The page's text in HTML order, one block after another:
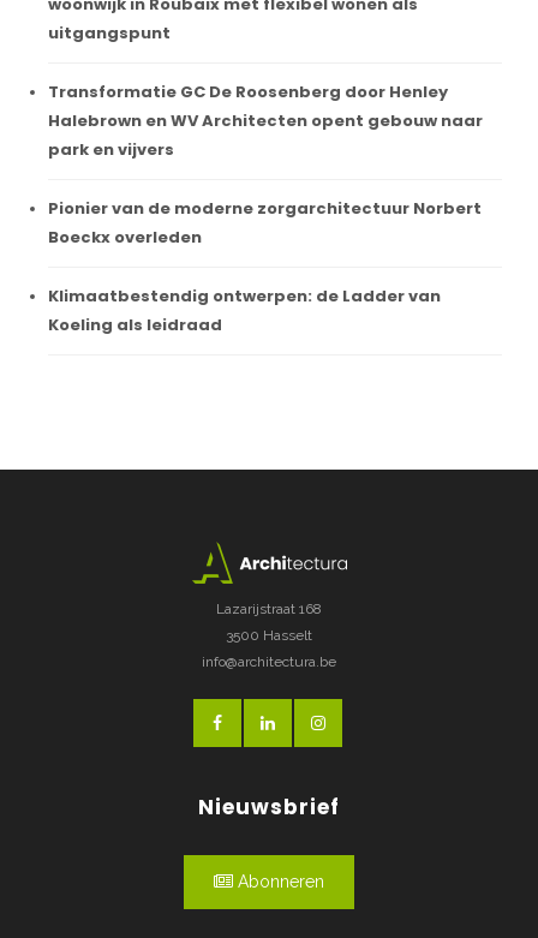
woonwijk in Roubaix met flexibel wonen als
uitgangspunt
Transformatie GC De Roosenberg door Henley
Halebrown en WV Architecten opent gebouw naar
park en vijvers
Pionier van de moderne zorgarchitectuur Norbert
Boeckx overleden
Klimaatbestendig ontwerpen: de Ladder van
Koeling als leidraad
Lazarijstraat 168
3500 Hasselt
info@architectura.be
Nieuwsbrief
Abonneren